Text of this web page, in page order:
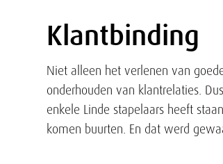
Tekst
Klantbinding
Niet alleen het verlenen van
onderhouden van klantrelaties.
enkele Linde stapelaars heeft
komen buurten. En dat werd